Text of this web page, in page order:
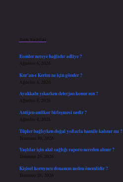
Son Yazılar
Esenler nereye bağlıdır adliye ?
Ağustos 6, 2026
Kur’an-ı Kerim ne için gönder ?
Ağustos 6, 2026
Ayakkabı yıkarken deterjan konur mu ?
Ağustos 5, 2026
Antijen-antikor birleşmesi nedir ?
Ağustos 4, 2026
Tüpler bağlıyken doğal yollarla hamile kalınır mı ?
Temmuz 30, 2026
Yaşlılar için akıl sağlığı raporu nereden alınır ?
Temmuz 25, 2026
Kişisel koruyucu donanım neden önemlidir ?
Temmuz 25, 2026